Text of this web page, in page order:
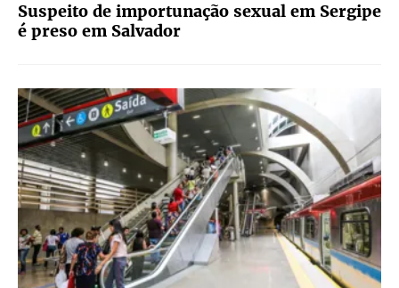
Suspeito de importunação sexual em Sergipe
é preso em Salvador